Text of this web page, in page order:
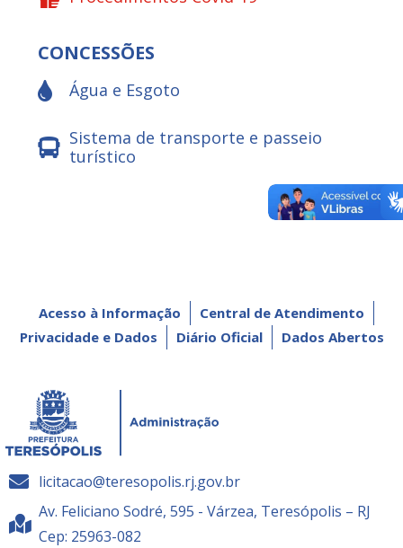
CONCESSÕES
Água e Esgoto
Sistema de transporte e passeio
turístico
Acesso à Informação
Central de Atendimento
Privacidade e Dados
Diário Oficial Dados Abertos
licitacao@teresopolis.rj.gov.br
Av. Feliciano Sodré, 595 - Várzea, Teresópolis – RJ
Cep: 25963-082